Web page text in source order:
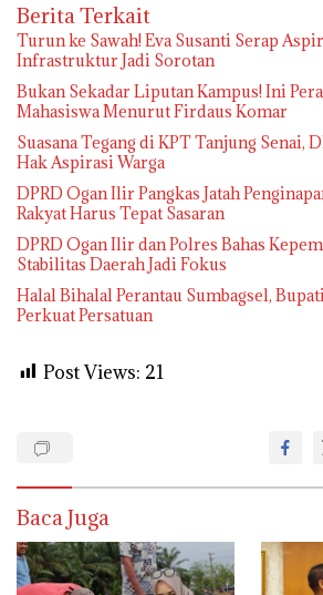
Berita Terkait
Turun ke Sawah! Eva Susanti Serap
Infrastruktur Jadi Sorotan
Bukan Sekadar Liputan Kampus! Ini
Mahasiswa Menurut Firdaus Komar
Suasana Tegang di KPT Tanjung Senai,
Hak Aspirasi Warga
DPRD Ogan Ilir Pangkas Jatah
Rakyat Harus Tepat Sasaran
DPRD Ogan Ilir dan Polres Bahas
Stabilitas Daerah Jadi Fokus
Halal Bihalal Perantau Sumbagsel,
Perkuat Persatuan
Post Views: 21
Baca Juga